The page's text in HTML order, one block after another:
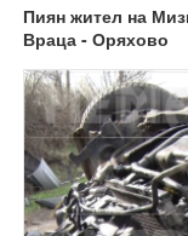
Пиян жител на
Враца - Оряхово